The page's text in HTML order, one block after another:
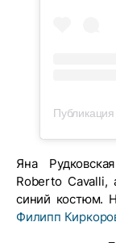
Яна
Roberto Cavalli,
синий костюм.
Филипп